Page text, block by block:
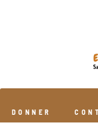
DONNER